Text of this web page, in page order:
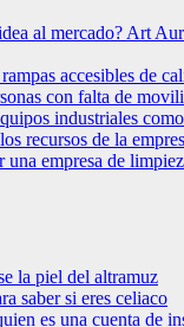
con falta de
recursos de la
la piel del altramuz
saber si eres celiaco
es una cuenta de